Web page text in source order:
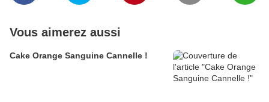
Vous aimerez aussi
Cake Orange Sanguine Cannelle !